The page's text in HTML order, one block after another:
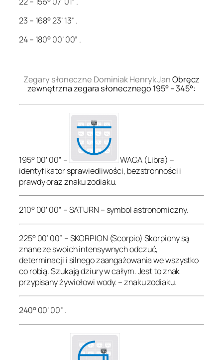
23 – 168° 23’ 13” .
24 – 180° 00’ 00” .
Zegary słoneczne Dominiak Henryk JanObręcz
zewnętrzna zegara słonecznego 195° – 345°:
195° 00’ 00” –
WAGA (Libra) –
identyfikator sprawiedliwości, bezstronności i
prawdy oraz znaku zodiaku.
210° 00’ 00” – SATURN – symbol astronomiczny.
225° 00’ 00” – SKORPION (Scorpio) Skorpiony są
znane ze swoich intensywnych odczuć,
determinacji i silnego zaangażowania we wszystko
co robią. Szukają dziury w całym. Jest to znak
przypisany żywiołowi wody. – znaku zodiaku.
240° 00’ 00” .